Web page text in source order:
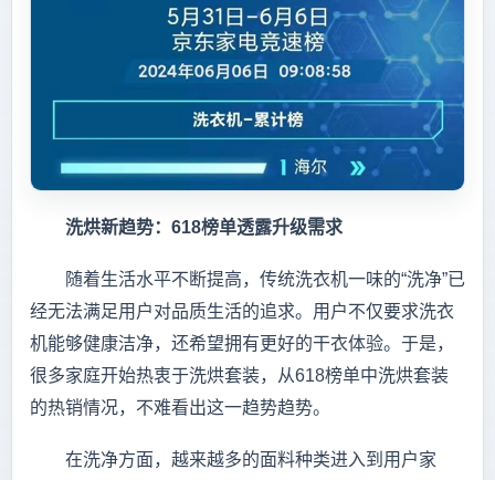
洗烘新趋势：618榜单透露升级需求
随着生活水平不断提高，传统洗衣机一味的“洗净”已
经无法满足用户对品质生活的追求。用户不仅要求洗衣
机能够健康洁净，还希望拥有更好的干衣体验。于是，
很多家庭开始热衷于洗烘套装，从618榜单中洗烘套装
的热销情况，不难看出这一趋势趋势。
在洗净方面，越来越多的面料种类进入到用户家